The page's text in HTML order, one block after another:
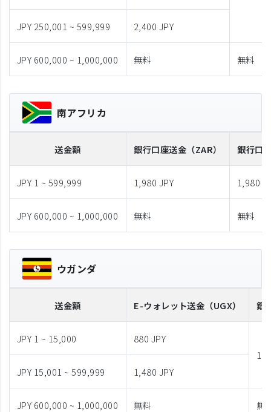
JPY 250,001 ~ 599,999 2,400 JPY
JPY 600,000 ~ 1,000,000 無料 無料
南アフリカ
送金額 銀行口座送金 （ZAR） 銀行口
JPY 1 ~ 599,999 1,980 JPY 1,980
JPY 600,000 ~ 1,000,000 無料 無料
ウガンダ
送金額 E-ウォレット送金 （UGX） 銀
JPY 1 ~ 15,000
880 JPY
JPY 15,001 ~ 599,999
1,480 JPY
JPY 600,000 ~ 1,000,000 無料 無